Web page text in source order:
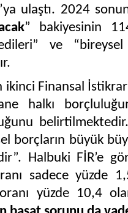
’ya ulaştı. 2024
” bakiyesinin
ve “bireysel
ikinci Finansal
halkı
borçların büyük
Halbuki FİR’e
sadece yüzde
oranı yüzde 10,4